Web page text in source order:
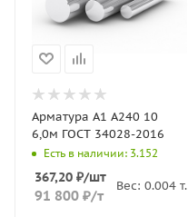
Арматура А1 А240 10
6,0м ГОСТ 34028-2016
Есть в наличии: 3.152
367,20 ₽/шт
91 800 ₽/т
Вес: 0.004т.